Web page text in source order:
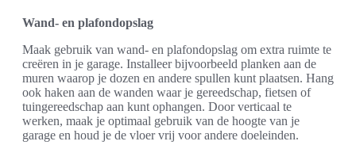
Wand- en plafondopslag
Maak gebruik van wand- en plafondopslag om extra ruimte te
creëren in je garage. Installeer bijvoorbeeld planken aan de
muren waarop je dozen en andere spullen kunt plaatsen. Hang
ook haken aan de wanden waar je gereedschap, fietsen of
tuingereedschap aan kunt ophangen. Door verticaal te
werken, maak je optimaal gebruik van de hoogte van je
garage en houd je de vloer vrij voor andere doeleinden.